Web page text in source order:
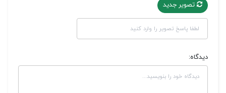
تصویر جدید
دیدگاه: